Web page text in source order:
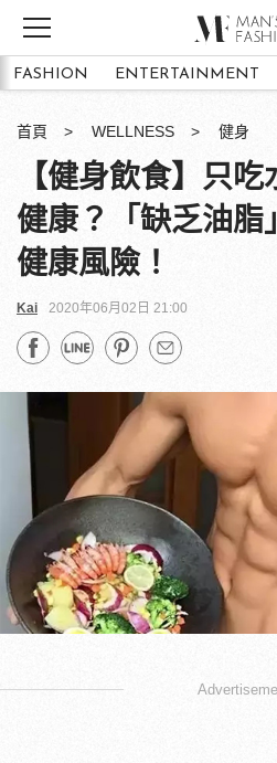
FASHION ENTERTAINMENT
首頁 WELLNESS 健身
【健身飲食】只
健康？「缺乏油脂
健康風險！
Kai 2020年06月02日 21:00